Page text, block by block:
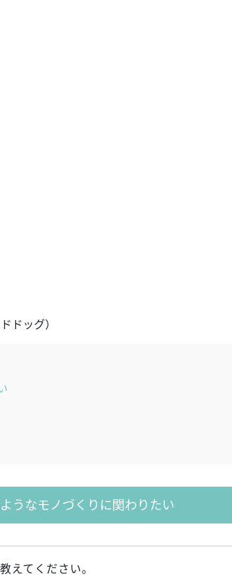
ドッグ）
うなモノづくりに関わりたい
えてください。